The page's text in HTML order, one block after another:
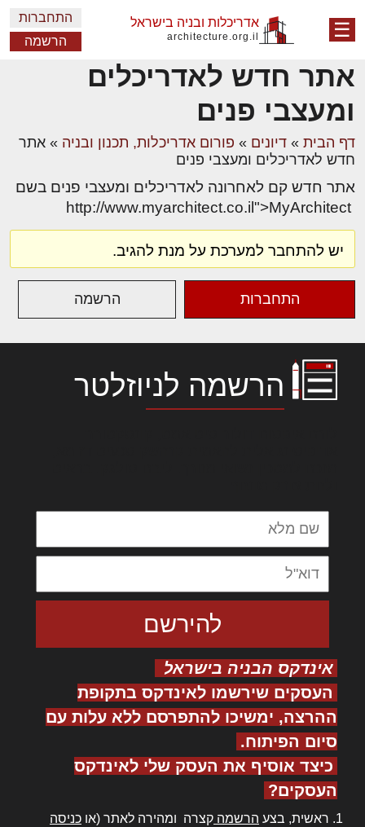
☰ אדריכלות ובניה בישראל
architecture.org.il
התחברות
הרשמה
אתר חדש לאדריכלים
ומעצבי פנים
דף הבית » דיונים » פורום אדריכלות, תכנון ובניה » אתר
חדש לאדריכלים ומעצבי פנים
אתר חדש קם לאחרונה לאדריכלים ומעצבי פנים בשם
יש להתחבר למערכת על מנת להגיב.
התחברות הרשמה
הרשמה לניוזלטר
אינדקס הבניה בישראל
העסקים שירשמו לאינדקס בתקופת
ההרצה, ימשיכו להתפרסם ללא עלות עם
סיום הפיתוח.
כיצד אוסיף את העסק שלי לאינדקס
העסקים?
ראשית, בצע הרשמה קצרה ומהירה לאתר (או כניסה